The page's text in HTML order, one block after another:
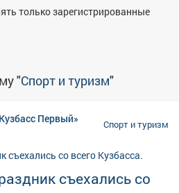
только зарегистрированные
"Спорт и туризм"
Первый» Спорт и туризм
съехались со